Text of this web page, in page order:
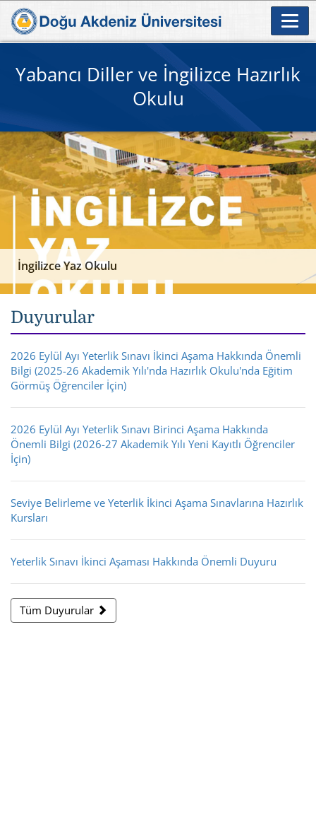
Yabancı Diller ve İngilizce Hazırlık
Okulu
İngilizce Yaz Okulu
Duyurular
2026 Eylül Ayı Yeterlik Sınavı İkinci Aşama Hakkında Önemli
Bilgi (2025-26 Akademik Yılı'nda Hazırlık Okulu'nda Eğitim
Görmüş Öğrenciler İçin)
2026 Eylül Ayı Yeterlik Sınavı Birinci Aşama Hakkında
Önemli Bilgi (2026-27 Akademik Yılı Yeni Kayıtlı Öğrenciler
İçin)
Seviye Belirleme ve Yeterlik İkinci Aşama Sınavlarına Hazırlık
Kursları
Yeterlik Sınavı İkinci Aşaması Hakkında Önemli Duyuru
Tüm Duyurular